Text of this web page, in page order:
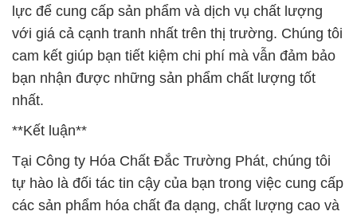
lực để cung cấp sản phẩm và dịch vụ chất lượng
với giá cả cạnh tranh nhất trên thị trường. Chúng tôi
cam kết giúp bạn tiết kiệm chi phí mà vẫn đảm bảo
bạn nhận được những sản phẩm chất lượng tốt
nhất.
**Kết luận**
Tại Công ty Hóa Chất Đắc Trường Phát, chúng tôi
tự hào là đối tác tin cậy của bạn trong việc cung cấp
các sản phẩm hóa chất đa dạng, chất lượng cao và